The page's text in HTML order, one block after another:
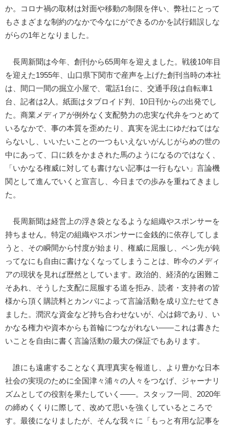
か。コロナ禍の取材は対面や移動の制限を伴い、弊社にとって
もさまざまな制約のなかで今なにができるのかを試行錯誤しな
がらの1年となりました。
長周新聞は今年、創刊から65周年を迎えました。戦後10年目
を迎えた1955年、山口県下関市で産声を上げた創刊当時の本社
は、間口一間の掘立小屋で、電話1台に、交通手段は自転車1
台、記者は2人。紙面はタブロイド判、10日刊からの出発でし
た。商業メディアが例外なく支配勢力の忠実な代弁をつとめて
いるなかで、事の本質を歪めたり、真実を泥土にゆだねてはな
らないし、いいたいことの一つもいえないがんじがらめの世の
中にあって、口に鉄をかまされた馬のようになるのではなく、
「いかなる権威に対しても書けない記事は一行もない」言論機
関として進んでいくと宣言し、今日までの歩みを重ねてきまし
た。
長周新聞は経営上の浮き袋となるような組織やスポンサーを
持ちません。特定の組織やスポンサーに金銭的に依存してしま
うと、その瞬間から忖度が始まり、権威に屈服し、ペン先が鈍
ってなにも自由に書けなくなってしまうことは、昨今のメディ
アの現状を見れば歴然としています。政治的、経済的な困難こ
そあれ、そうした支配に屈服する道を拒み、読者・支持者の皆
様から頂く購読料とカンパによって言論活動を成り立たせてき
ました。潤沢な資金など持ち合わせないが、心は錦であり、い
かなる権力や資本からも首輪につながれない――これは書きた
いことを自由に書く言論活動の最大の保証でもあります。
誰にも遠慮することなく真理真実を報道し、より豊かな日本
社会の実現のために全国津々浦々の人々をつなげ、ジャーナリ
ズムとしての役割を果たしていく――。スタッフ一同、2020年
の締めくくりに際して、改めて思いを強くしているところで
す。最後になりましたが、そんな我々に「もっと有用な記事を